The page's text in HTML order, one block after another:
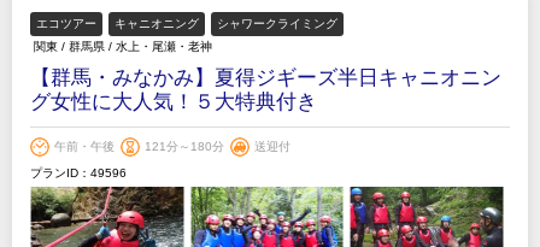
エコツアー キャニオニング
シャワークライミング
関東 / 群馬県 / 水上・尾瀬・老神
【群馬・みなかみ】夏得ジギーズ半日キャニオニン
グ女性に大人気！５大特典付き
午前・午後 121分～180分
送迎付
プランID：49596